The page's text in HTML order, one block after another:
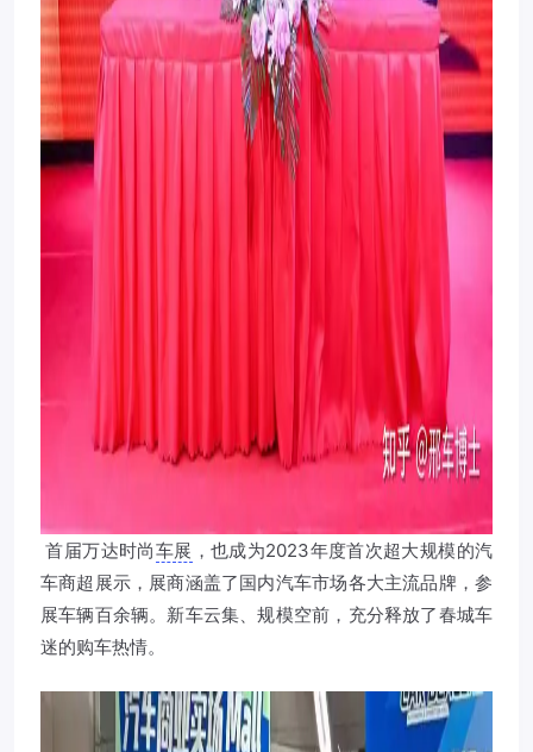
​ 首届万达时尚车展 ，也成为2023年度首次超大规模的汽
车商超展示，展商涵盖了国内汽车市场各大主流品牌，参
展车辆百余辆。新车云集、规模空前，充分释放了春城车
迷的购车热情。